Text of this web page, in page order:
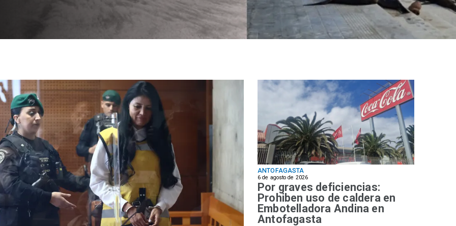
ANTOFAGASTA
6 de agosto de 2026
Por graves deficiencias:
Prohiben uso de caldera en
Embotelladora Andina en
Antofagasta